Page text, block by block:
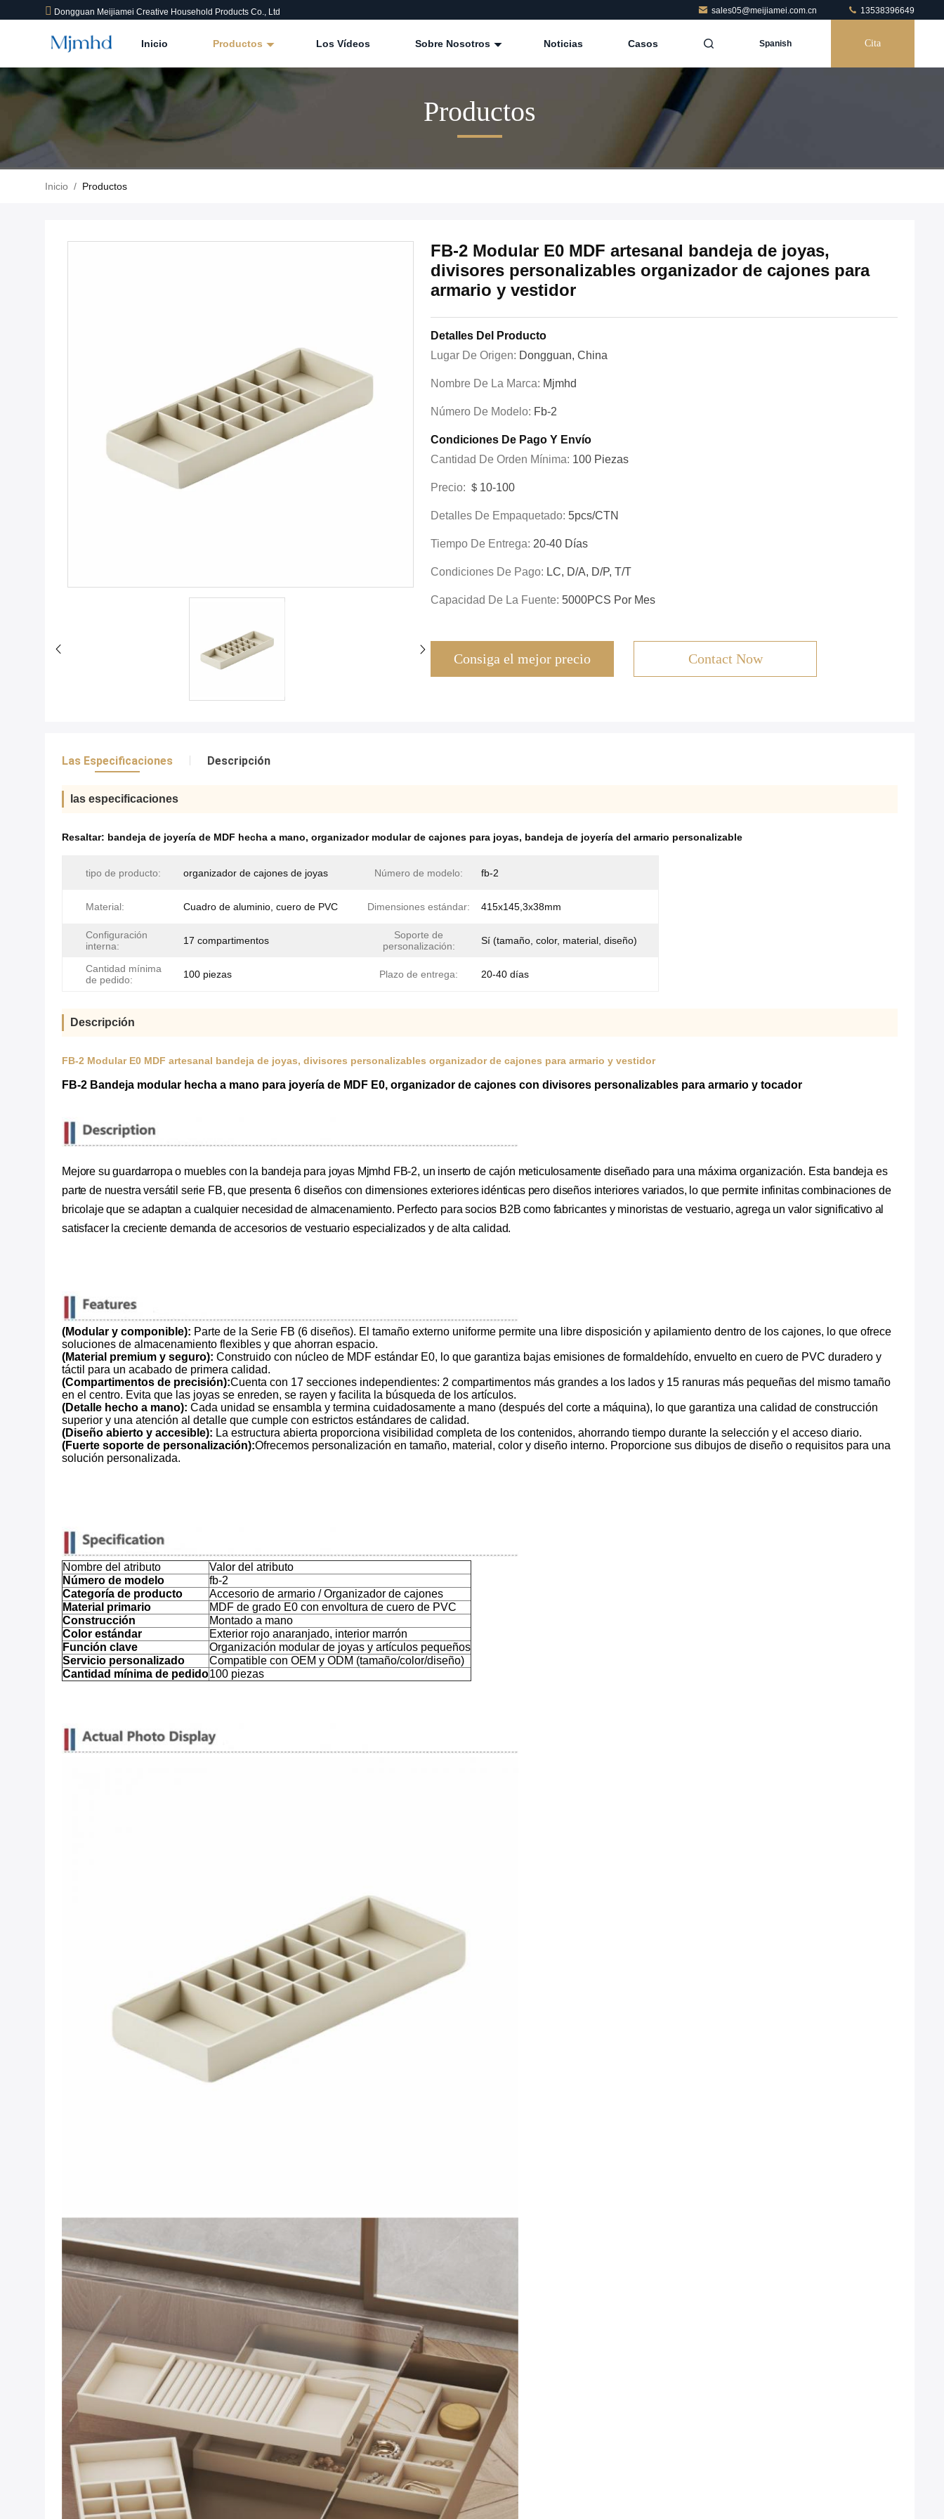
Dongguan Meijiamei Creative Household Products Co., Ltd sales05@meijiamei.com.cn 13538396649
Inicio Productos Los Vídeos Sobre Nosotros Noticias Casos Spanish Cita
Productos
Inicio / Productos
FB-2 Modular E0 MDF artesanal bandeja de joyas,
divisores personalizables organizador de cajones para
armario y vestidor
Detalles Del Producto
Lugar De Origen: Dongguan, China
Nombre De La Marca: Mjmhd
Número De Modelo: Fb-2
Condiciones De Pago Y Envío
Cantidad De Orden Mínima: 100 Piezas
Precio: ＄10-100
Detalles De Empaquetado: 5pcs/CTN
Tiempo De Entrega: 20-40 Días
Condiciones De Pago: LC, D/A, D/P, T/T
Capacidad De La Fuente: 5000PCS Por Mes
Consiga el mejor precio Contact Now
Las Especificaciones Descripción
las especificaciones
Resaltar: bandeja de joyería de MDF hecha a mano, organizador modular de cajones para joyas, bandeja de joyería del armario personalizable
tipo de producto: organizador de cajones de joyas Número de modelo: fb-2
Material: Cuadro de aluminio, cuero de PVC Dimensiones estándar: 415x145,3x38mm
Configuración
interna:
17 compartimentos
Soporte de
personalización:
Sí (tamaño, color, material, diseño)
Cantidad mínima
de pedido:
100 piezas Plazo de entrega: 20-40 días
Descripción
FB-2 Modular E0 MDF artesanal bandeja de joyas, divisores personalizables organizador de cajones para armario y vestidor
FB-2 Bandeja modular hecha a mano para joyería de MDF E0, organizador de cajones con divisores personalizables para armario y tocador
Mejore su guardarropa o muebles con la bandeja para joyas Mjmhd FB-2, un inserto de cajón meticulosamente diseñado para una máxima organización. Esta bandeja es
parte de nuestra versátil serie FB, que presenta 6 diseños con dimensiones exteriores idénticas pero diseños interiores variados, lo que permite infinitas combinaciones de
bricolaje que se adaptan a cualquier necesidad de almacenamiento. Perfecto para socios B2B como fabricantes y minoristas de vestuario, agrega un valor significativo al
satisfacer la creciente demanda de accesorios de vestuario especializados y de alta calidad.
(Modular y componible): ​ Parte de la Serie FB (6 diseños). El tamaño externo uniforme permite una libre disposición y apilamiento dentro de los cajones, lo que ofrece
soluciones de almacenamiento flexibles y que ahorran espacio.
(Material premium y seguro): ​ Construido con núcleo de MDF estándar E0, lo que garantiza bajas emisiones de formaldehído, envuelto en cuero de PVC duradero y
táctil para un acabado de primera calidad.
(Compartimentos de precisión):Cuenta con 17 secciones independientes: 2 compartimentos más grandes a los lados y 15 ranuras más pequeñas del mismo tamaño
en el centro. Evita que las joyas se enreden, se rayen y facilita la búsqueda de los artículos.
(Detalle hecho a mano): ​ Cada unidad se ensambla y termina cuidadosamente a mano (después del corte a máquina), lo que garantiza una calidad de construcción
superior y una atención al detalle que cumple con estrictos estándares de calidad.
(Diseño abierto y accesible): ​ La estructura abierta proporciona visibilidad completa de los contenidos, ahorrando tiempo durante la selección y el acceso diario.
(Fuerte soporte de personalización):Ofrecemos personalización en tamaño, material, color y diseño interno. Proporcione sus dibujos de diseño o requisitos para una
solución personalizada.
Nombre del atributo
Valor del atributo
Número de modelo
fb-2
Categoría de producto
Accesorio de armario / Organizador de cajones
Material primario
MDF de grado E0 con envoltura de cuero de PVC
Construcción
Montado a mano
Color estándar
Exterior rojo anaranjado, interior marrón
Función clave
Organización modular de joyas y artículos pequeños
Servicio personalizado
Compatible con OEM y ODM (tamaño/color/diseño)
Cantidad mínima de pedido100 piezas